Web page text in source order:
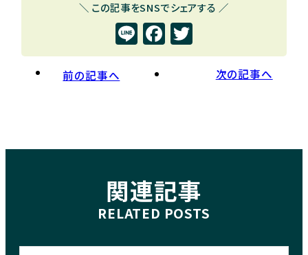
＼ この記事をSNSでシェアする ／
LineFacebook
Twitter
前の記事へ 次の記事へ
関連記事